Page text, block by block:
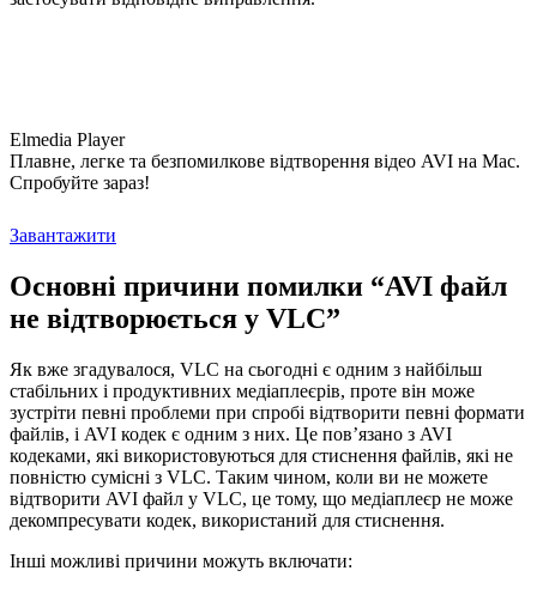
Elmedia Player
Плавне, легке та безпомилкове відтворення відео AVI на Mac.
Спробуйте зараз!
Завантажити
Основні причини помилки “AVI файл
не відтворюється у VLC”
Як вже згадувалося, VLC на сьогодні є одним з найбільш
стабільних і продуктивних медіаплеєрів, проте він може
зустріти певні проблеми при спробі відтворити певні формати
файлів, і AVI кодек є одним з них. Це пов’язано з AVI
кодеками, які використовуються для стиснення файлів, які не
повністю сумісні з VLC. Таким чином, коли ви не можете
відтворити AVI файл у VLC, це тому, що медіаплеєр не може
декомпресувати кодек, використаний для стиснення.
Інші можливі причини можуть включати: